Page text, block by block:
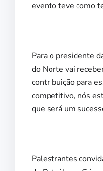
evento teve como
Para o presidente
do Norte vai
contribuição para
competitivo, nós
que será um
Palestrantes